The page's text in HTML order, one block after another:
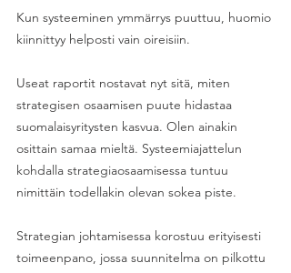
Kun systeeminen ymmärrys puuttuu, huomio
kiinnittyy helposti vain oireisiin.
Useat raportit nostavat nyt sitä, miten
strategisen osaamisen puute hidastaa
suomalaisyritysten kasvua. Olen ainakin
osittain samaa mieltä. Systeemiajattelun
kohdalla strategiaosaamisessa tuntuu
nimittäin todellakin olevan sokea piste.
Strategian johtamisessa korostuu erityisesti
toimeenpano, jossa suunnitelma on pilkottu